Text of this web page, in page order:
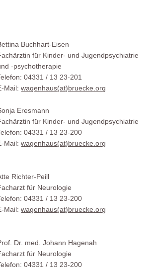
Buchhart-Eisen
für Kinder- und Jugendpsychiatrie
-psychotherapie
04331 / 13 23-201
Mail:wagenhaus(at)bruecke.org
Eresmann
für Kinder- und Jugendpsychiatrie
04331 / 13 23-200
Mail:wagenhaus(at)bruecke.org
Richter-Peill
für Neurologie
04331 / 13 23-200
Mail:wagenhaus(at)bruecke.org
Dr. med. Johann Hagenah
für Neurologie
04331 / 13 23-200